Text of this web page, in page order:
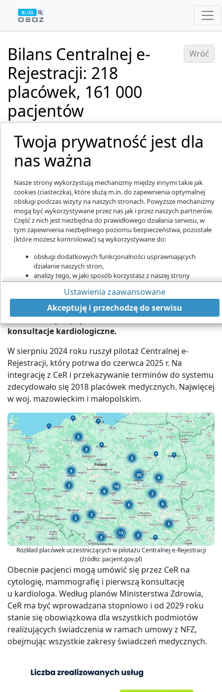
Bilans Centralnej e-
Rejestracji: 218
placówek, 161 000
pacjentów
Wróć
Pilotaż Centralnej e-Rejestracji potrwa do czerwca 2025 roku
Liczba pacjentów, którzy zarejestrowali się na
wizyty przez Centralną e-Rejestrację, przekroczyła
z końcem lutego 161 938 – informuje Centrum e-
Zdrowia. Najwięcej terminów umówiono na
konsultacje kardiologiczne.
W sierpniu 2024 roku ruszył pilotaż Centralnej e-
Rejestracji, który potrwa do czerwca 2025 r. Na
integrację z CeR i przekazywanie terminów do systemu
zdecydowało się 2018 placówek medycznych. Najwięcej
w woj. mazowieckim i małopolskim.
Rozkład placówek uczestniczących w pilotażu Centralnej e-Rejestracji
(źródło: pacjent.gov.pl)
Obecnie pacjenci mogą umówić się przez CeR na
cytologię, mammografię i pierwszą konsultację
u kardiologa. Według planów Ministerstwa Zdrowia,
CeR ma być wprowadzana stopniowo i od 2029 roku
stanie się obowiązkowa dla wszystkich podmiotów
realizujących świadczenia w ramach umowy z NFZ,
obejmując wszystkie zakresy świadczeń medycznych.
Twoja prywatność jest dla
nas ważna
Nasze strony wykorzystują mechanizmy między innymi takie jak
cookies (ciasteczka), które służą m.in. do zapewnienia optymalnej
obsługi podczas wizyty na naszych stronach. Powyższe mechanizmy
mogą być wykorzystywane przez nas jak i przez naszych partnerów.
Część z nich jest niezbędna do prawidłowego działania serwisu, w
tym zapewnienia niezbędnego poziomu bezpieczeństwa, pozostałe
(które możesz kontrolować) są wykorzystywane do:
obsługi dodatkowych funkcjonalności usprawniających
działanie naszych stron,
analizy tego, w jaki sposób korzystasz z naszej strony
marketingu bezpośredniego,
udostępniania funkcji mediów społecznościowych.
Kliknij „Akceptuję i przechodzę do strony”, aby wyrazić zgodę
na przetwarzanie przez nas i naszych partnerów Twoich
danych w powyższych celach.
możesz w każdej chwili cofnąć, możesz też wycofać zgodę na
przetwarzanie Twoich danych tylko w niektórych celach. Jeżeli
chcesz dowiedzieć się więcej lub chcesz przeprowadzić konfigurację
szczegółową - możesz tego dokonać za pomocą „Ustawień
zaawansowanych”.
Więcej informacji na temat wykorzystywania narzędzi zewnętrznych
na naszych stronach znajdziesz wPolityce cookies.
Ustawienia zaawansowane
Akceptuję i przechodzę do serwisu